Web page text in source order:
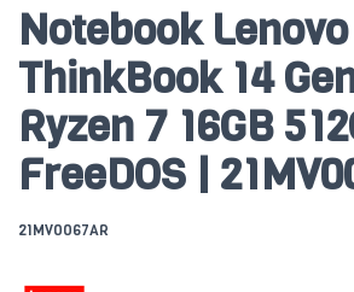
Notebook Lenovo
ThinkBook 14
Ryzen 7 16GB
FreeDOS |
21MV0067AR